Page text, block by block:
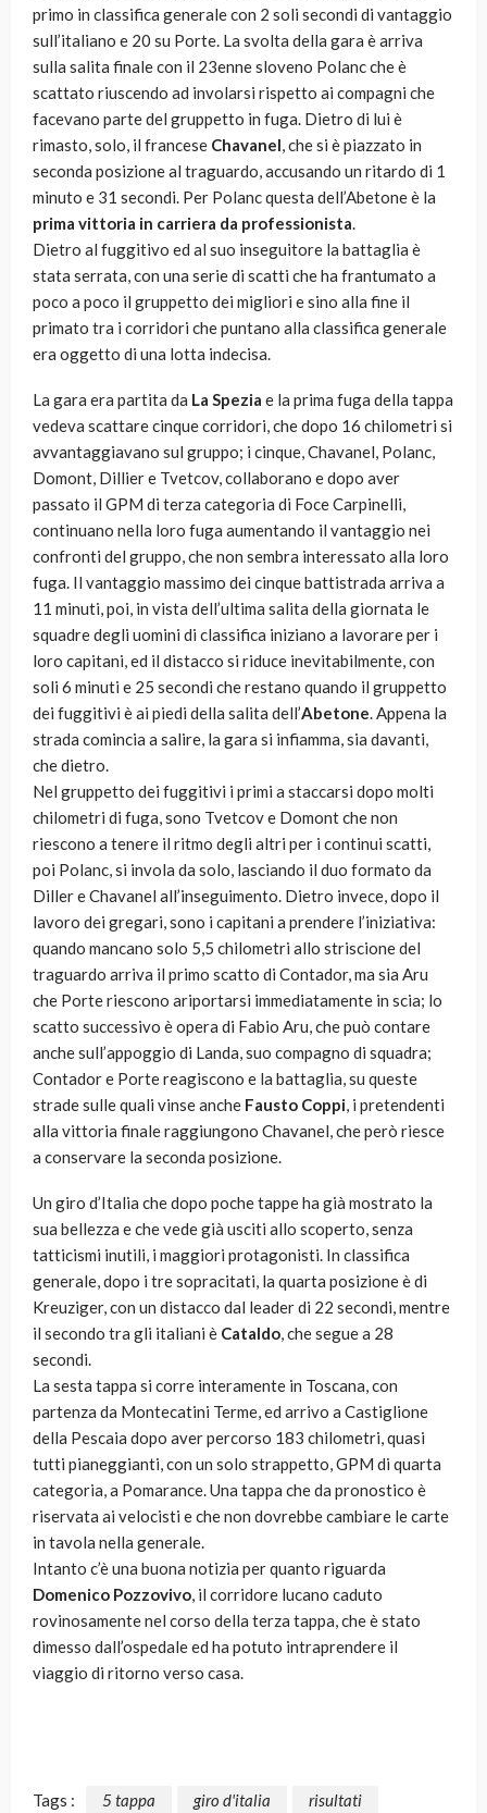
primo in classifica generale con 2 soli secondi di vantaggio
sull’italiano e 20 su Porte. La svolta della gara è arriva
sulla salita finale con il 23enne sloveno Polanc che è
scattato riuscendo ad involarsi rispetto ai compagni che
facevano parte del gruppetto in fuga. Dietro di lui è
rimasto, solo, il francese Chavanel, che si è piazzato in
seconda posizione al traguardo, accusando un ritardo di 1
minuto e 31 secondi. Per Polanc questa dell’Abetone è la
prima vittoria in carriera da professionista.
Dietro al fuggitivo ed al suo inseguitore la battaglia è
stata serrata, con una serie di scatti che ha frantumato a
poco a poco il gruppetto dei migliori e sino alla fine il
primato tra i corridori che puntano alla classifica generale
era oggetto di una lotta indecisa.
La gara era partita da La Spezia e la prima fuga della tappa
vedeva scattare cinque corridori, che dopo 16 chilometri si
avvantaggiavano sul gruppo; i cinque, Chavanel, Polanc,
Domont, Dillier e Tvetcov, collaborano e dopo aver
passato il GPM di terza categoria di Foce Carpinelli,
continuano nella loro fuga aumentando il vantaggio nei
confronti del gruppo, che non sembra interessato alla loro
fuga. Il vantaggio massimo dei cinque battistrada arriva a
11 minuti, poi, in vista dell’ultima salita della giornata le
squadre degli uomini di classifica iniziano a lavorare per i
loro capitani, ed il distacco si riduce inevitabilmente, con
soli 6 minuti e 25 secondi che restano quando il gruppetto
dei fuggitivi è ai piedi della salita dell’Abetone. Appena la
strada comincia a salire, la gara si infiamma, sia davanti,
che dietro.
Nel gruppetto dei fuggitivi i primi a staccarsi dopo molti
chilometri di fuga, sono Tvetcov e Domont che non
riescono a tenere il ritmo degli altri per i continui scatti,
poi Polanc, si invola da solo, lasciando il duo formato da
Diller e Chavanel all’inseguimento. Dietro invece, dopo il
lavoro dei gregari, sono i capitani a prendere l’iniziativa:
quando mancano solo 5,5 chilometri allo striscione del
traguardo arriva il primo scatto di Contador, ma sia Aru
che Porte riescono ariportarsi immediatamente in scia; lo
scatto successivo è opera di Fabio Aru, che può contare
anche sull’appoggio di Landa, suo compagno di squadra;
Contador e Porte reagiscono e la battaglia, su queste
strade sulle quali vinse anche Fausto Coppi, i pretendenti
alla vittoria finale raggiungono Chavanel, che però riesce
a conservare la seconda posizione.
Un giro d’Italia che dopo poche tappe ha già mostrato la
sua bellezza e che vede già usciti allo scoperto, senza
tatticismi inutili, i maggiori protagonisti. In classifica
generale, dopo i tre sopracitati, la quarta posizione è di
Kreuziger, con un distacco dal leader di 22 secondi, mentre
il secondo tra gli italiani è Cataldo, che segue a 28
secondi.
La sesta tappa si corre interamente in Toscana, con
partenza da Montecatini Terme, ed arrivo a Castiglione
della Pescaia dopo aver percorso 183 chilometri, quasi
tutti pianeggianti, con un solo strappetto, GPM di quarta
categoria, a Pomarance. Una tappa che da pronostico è
riservata ai velocisti e che non dovrebbe cambiare le carte
in tavola nella generale.
Intanto c’è una buona notizia per quanto riguarda
Domenico Pozzovivo, il corridore lucano caduto
rovinosamente nel corso della terza tappa, che è stato
dimesso dall’ospedale ed ha potuto intraprendere il
viaggio di ritorno verso casa.
Tags : 5 tappa giro d'italia risultati